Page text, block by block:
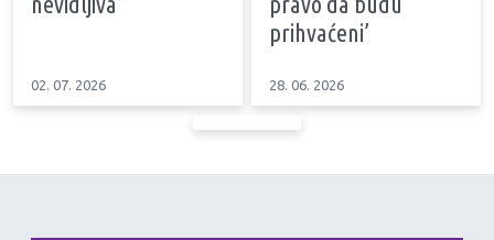
02. 07. 2026
prihvaćeni’
28. 06. 2026